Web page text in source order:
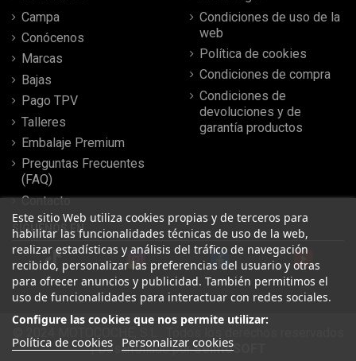
Campa
Conócenos
Marcas
Bajas
Pago TPV
Talleres
Embalaje Premium
Preguntas Frecuentes
(FAQ)
Contacto
Condiciones de uso de la
web
Política de cookies
Condiciones de compra
Condiciones de
devoluciones y de
garantía productos
Este sitio Web utiliza cookies propias y de terceros para
habilitar las funcionalidades técnicas de uso de la web,
realizar estadísticas y análisis del tráfico de navegación
recibido, personalizar las preferencias del usuario y otras
para ofrecer anuncios y publicidad. También permitimos el
uso de funcionalidades para interactuar con redes sociales.
Configure las cookies que nos permite utilizar:
Política de cookies Personalizar cookies
SÍGUENOS EN
| Desarrollado porSeintoSOFT